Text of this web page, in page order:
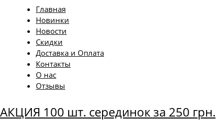
Главная
Новинки
Новости
Скидки
Доставка и Оплата
Контакты
О нас
Отзывы
АКЦИЯ 100 шт. серединок за 250 грн.